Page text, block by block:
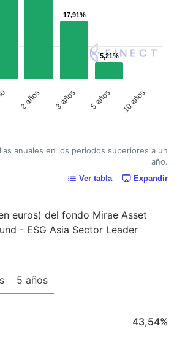
17,91%
17,91%
5,21%
5,21%
2 años 3 años 5 años 10 años
anuales en los periodos superiores a un
año.
Ver tabla Expandir
euros) del fondo Mirae Asset
- ESG Asia Sector Leader
5 años
43,54%